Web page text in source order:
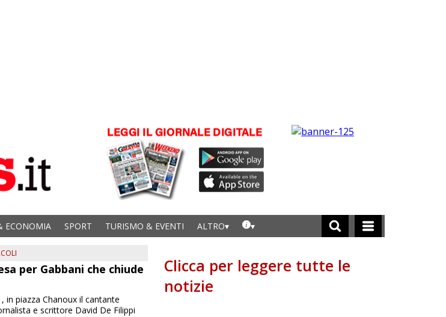
ECONOMIA SPORT TURISMO & EVENTI ALTRO
per Gabbani che chiude
in piazza Chanoux il cantante
e scrittore David De Filippi
Clicca per leggere tutte le
notizie